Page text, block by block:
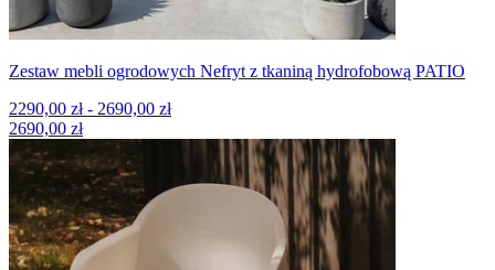
Zestaw mebli ogrodowych Nefryt z tkaniną hydrofobową PATIO
2290,00 zł - 2690,00 zł
2690,00 zł